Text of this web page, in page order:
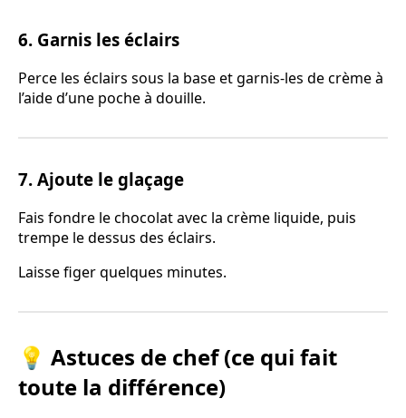
6. Garnis les éclairs
Perce les éclairs sous la base et garnis-les de crème à
l’aide d’une poche à douille.
7. Ajoute le glaçage
Fais fondre le chocolat avec la crème liquide, puis
trempe le dessus des éclairs.
Laisse figer quelques minutes.
💡 Astuces de chef (ce qui fait
toute la différence)